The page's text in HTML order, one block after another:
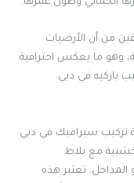
الجمالي وطول عمرها.
من أن الأرضيات
وهو ما يعكس احترافية
باركيه في دبي.
تركيب سيراميك في دبي
مع بلاط
المداخل. تعتبر هذه